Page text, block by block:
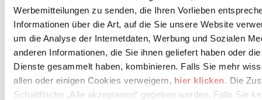
Werbemitteilungen zu senden, die Ihren Vorlieben
Informationen über die Art, auf die Sie unsere Website
um die Analyse der Internetdaten, Werbung und Sozialen
anderen Informationen, die Sie ihnen geliefert haben oder
Dienste gesammelt haben, kombinieren. Falls Sie mehr
allen oder einigen Cookies verweigern, hier klicken. Die
Schaltfläche „Alle akzeptieren“ gegeben werden. Falls Sie
view >
1